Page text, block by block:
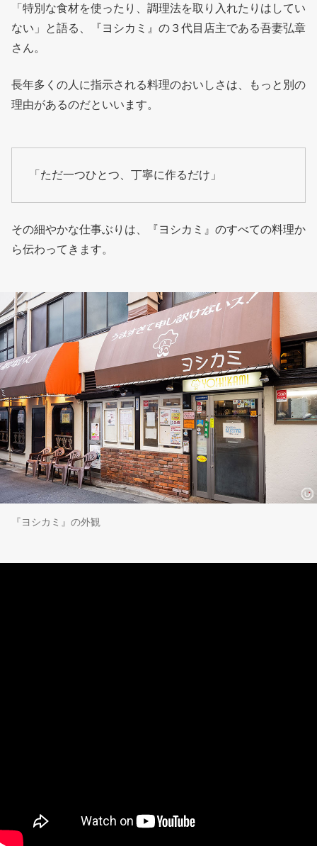
「特別な食材を使ったり、調理法を取り入れたりはしてい
ない」と語る、『ヨシカミ』の３代目店主である吾妻弘章
さん。
長年多くの人に指示される料理のおいしさは、もっと別の
理由があるのだといいます。
「ただ一つひとつ、丁寧に作るだけ」
その細やかな仕事ぶりは、『ヨシカミ』のすべての料理か
ら伝わってきます。
『ヨシカミ』の外観